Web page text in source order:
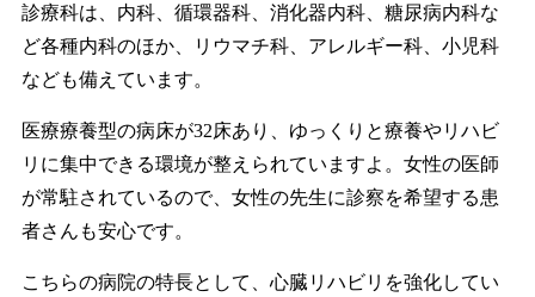
診療科は、内科、循環器科、消化器内科、糖尿病内科な
ど各種内科のほか、リウマチ科、アレルギー科、小児科
なども備えています。
医療療養型の病床が32床あり、ゆっくりと療養やリハビ
リに集中できる環境が整えられていますよ。女性の医師
が常駐されているので、女性の先生に診察を希望する患
者さんも安心です。
こちらの病院の特長として、心臓リハビリを強化してい